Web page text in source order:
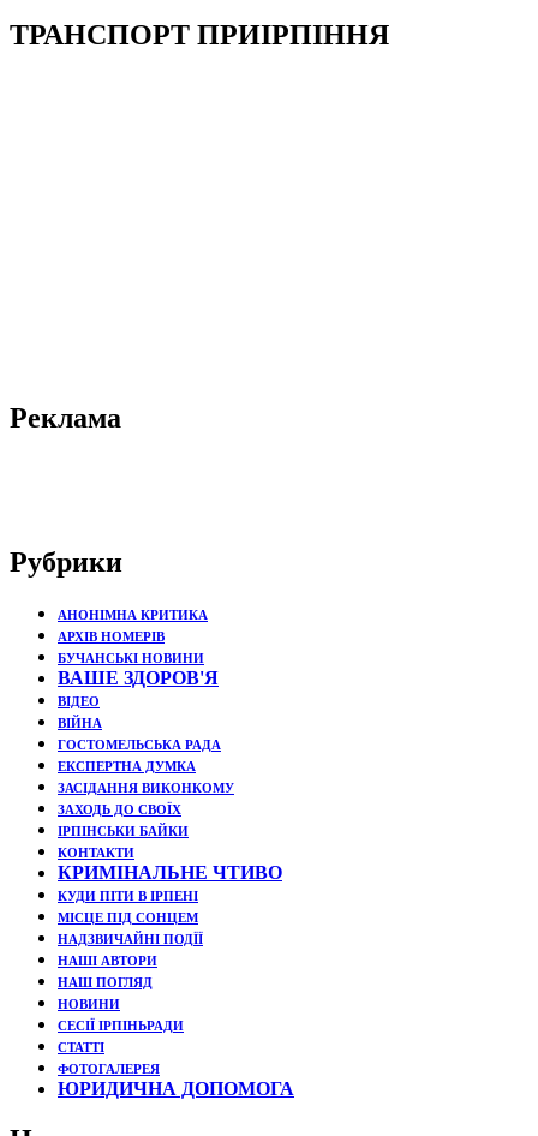
ТРАНСПОРТ ПРИІРПІННЯ
Реклама
Рубрики
АНОНІМНА КРИТИКА
АРХІВ НОМЕРІВ
БУЧАНСЬКІ НОВИНИ
ВАШЕ ЗДОРОВ'Я
ВІДЕО
ВІЙНА
ГОСТОМЕЛЬСЬКА РАДА
ЕКСПЕРТНА ДУМКА
ЗАСІДАННЯ ВИКОНКОМУ
ЗАХОДЬ ДО СВОЇХ
ІРПІНСЬКИ БАЙКИ
КОНТАКТИ
КРИМІНАЛЬНЕ ЧТИВО
КУДИ ПІТИ В ІРПЕНІ
МІСЦЕ ПІД СОНЦЕМ
НАДЗВИЧАЙНІ ПОДЇЇ
НАШІ АВТОРИ
НАШ ПОГЛЯД
НОВИНИ
СЕСІЇ ІРПІНЬРАДИ
СТАТТІ
ФОТОГАЛЕРЕЯ
ЮРИДИЧНА ДОПОМОГА